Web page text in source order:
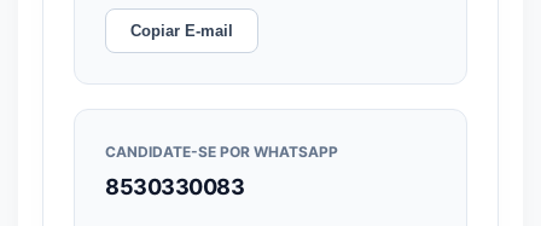
Copiar E-mail
CANDIDATE-SE POR WHATSAPP
8530330083